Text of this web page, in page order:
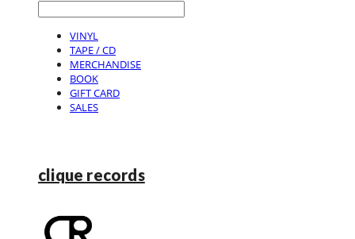
VINYL
TAPE / CD
MERCHANDISE
BOOK
GIFT CARD
SALES
clique records